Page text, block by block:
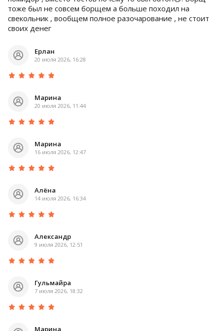
тоже был не совсем борщем а больше походил на
свекольник , вообщем полное разочарование , не стоит
своих денег
Ерлан
20 июля 2026, 16:28
Марина
20 июля 2026, 11:44
Марина
16 июля 2026, 12:47
Алёна
14 июля 2026, 16:34
Александр
9 июля 2026, 12:51
Гульмайра
7 июля 2026, 18:32
Марина